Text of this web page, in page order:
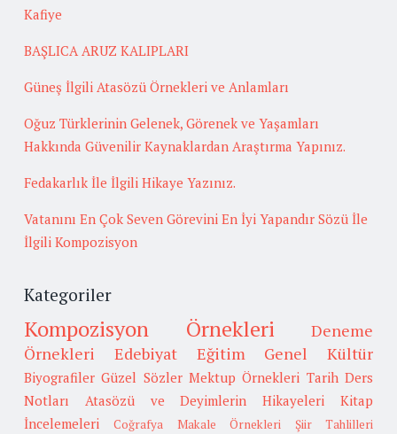
Kafiye
BAŞLICA ARUZ KALIPLARI
Güneş İlgili Atasözü Örnekleri ve Anlamları
Oğuz Türklerinin Gelenek, Görenek ve Yaşamları
Hakkında Güvenilir Kaynaklardan Araştırma Yapınız.
Fedakarlık İle İlgili Hikaye Yazınız.
Vatanını En Çok Seven Görevini En İyi Yapandır Sözü İle
İlgili Kompozisyon
Kategoriler
Kompozisyon Örnekleri
Deneme
Örnekleri
Edebiyat Eğitim Genel Kültür
Biyografiler Güzel Sözler Mektup Örnekleri Tarih Ders
Notları
Atasözü ve Deyimlerin Hikayeleri
Kitap
İncelemeleri
Coğrafya Makale Örnekleri Şiir Tahlilleri